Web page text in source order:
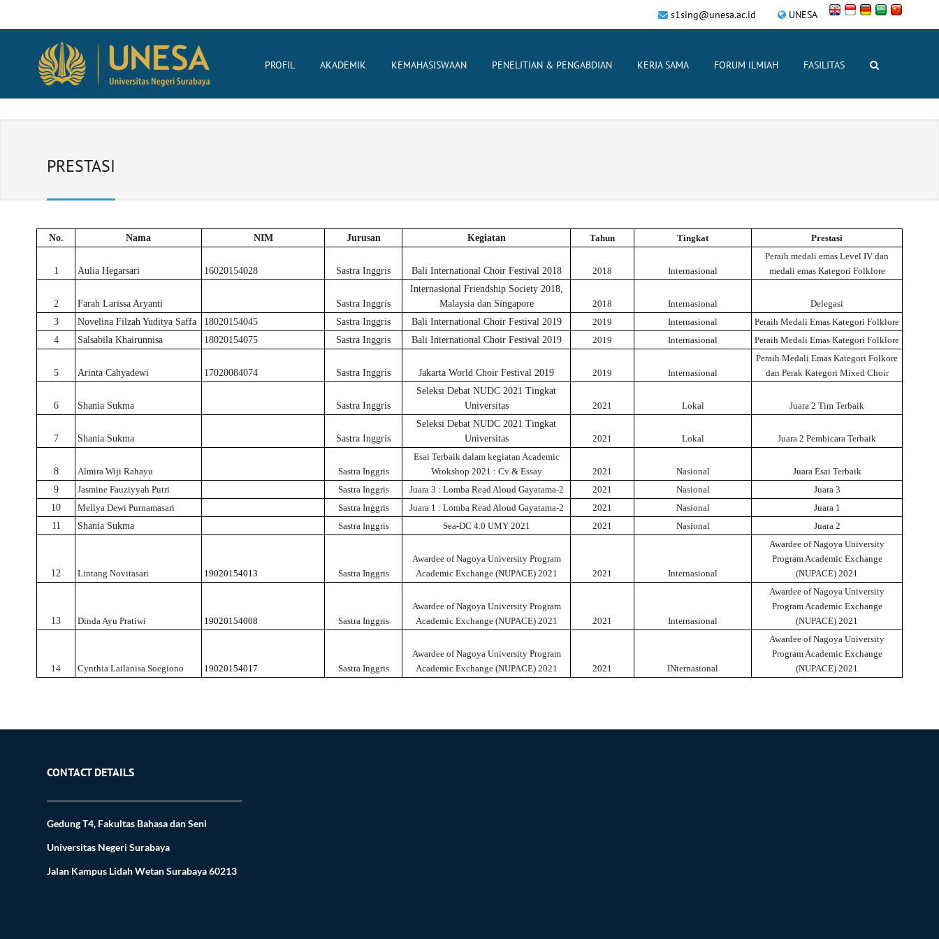
UNESA
s1sing@unesa.ac.id
PROFIL AKADEMIK KEMAHASISWAAN PENELITIAN & PENGABDIAN KERJA SAMA FORUM ILMIAH FASILITAS
PRESTASI
No. Nama NIM Jurusan Kegiatan Tahun Tingkat Prestasi
1 Aulia Hegarsari 16020154028 Sastra Inggris Bali International Choir Festival 2018 2018 Internasional
Peraih medali emas Level IV dan
medali emas Kategori Folklore
2 Farah Larissa Aryanti Sastra Inggris
Internasional Friendship Society 2018,
Malaysia dan Singapore
2018 Internasional
Delegasi
3
Novelina Filzah Yuditya Saffa 18020154045 Sastra Inggris Bali International Choir Festival 2019 2019 Internasional
Peraih Medali Emas Kategori Folklore
4
Salsabila Khairunnisa 18020154075 Sastra Inggris Bali International Choir Festival 2019 2019 Internasional Peraih Medali Emas Kategori Folklore
5 Arinta Cahyadewi 17020084074 Sastra Inggris Jakarta World Choir Festival 2019 2019 Internasional
Peraih Medali Emas Kategori Folkore
dan Perak Kategori Mixed Choir
6 Shania Sukma Sastra Inggris
Seleksi Debat NUDC 2021 Tingkat
Universitas
2021 Lokal Juara 2 Tim Terbaik
7 Shania Sukma Sastra Inggris
Seleksi Debat NUDC 2021 Tingkat
Universitas
2021 Lokal Juara 2 Pembicara Terbaik
8 Almira Wiji Rahayu Sastra Inggris
Esai Terbaik dalam kegiatan Academic
Wrokshop 2021 : Cv & Essay
2021 Nasional
Juara Esai Terbaik
9
Jasmine Fauziyyah Putri Sastra Inggris Juara 3 : Lomba Read Aloud Gayatama-2 2021 Nasional
Juara 3
10
Mellya Dewi Purnamasari Sastra Inggris Juara 1 : Lomba Read Aloud Gayatama-2 2021 Nasional
Juara 1
11
Shania Sukma Sastra Inggris Sea-DC 4.0 UMY 2021 2021 Nasional Juara 2
12 Lintang Novitasari 19020154013 Sastra Inggris
Awardee of Nagoya University Program
Academic Exchange (NUPACE) 2021
2021 Internasional
Awardee of Nagoya University
Program Academic Exchange
(NUPACE) 2021
13 Dinda Ayu Pratiwi 19020154008 Sastra Inggris
Awardee of Nagoya University Program
Academic Exchange (NUPACE) 2021
2021 Internasional
Awardee of Nagoya University
Program Academic Exchange
(NUPACE) 2021
14 Cynthia Lailanisa Soegiono 19020154017 Sastra Inggris
Awardee of Nagoya University Program
Academic Exchange (NUPACE) 2021
2021 INternasional
Awardee of Nagoya University
Program Academic Exchange
(NUPACE) 2021
CONTACT DETAILS
Gedung T4, Fakultas Bahasa dan Seni
Universitas Negeri Surabaya
Jalan Kampus Lidah Wetan Surabaya 60213